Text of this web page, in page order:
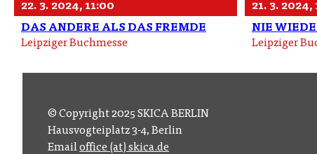
22. 3. 2024, 11:00
DAS ANDERE ALS DAS FREMDE
Leipziger Buchmesse
21. 3. 2024,
NIE
Leipziger
© Copyright 2025 SKICA BERLIN
Hausvogteiplatz 3-4, Berlin
Emailoffice (at) skica.de